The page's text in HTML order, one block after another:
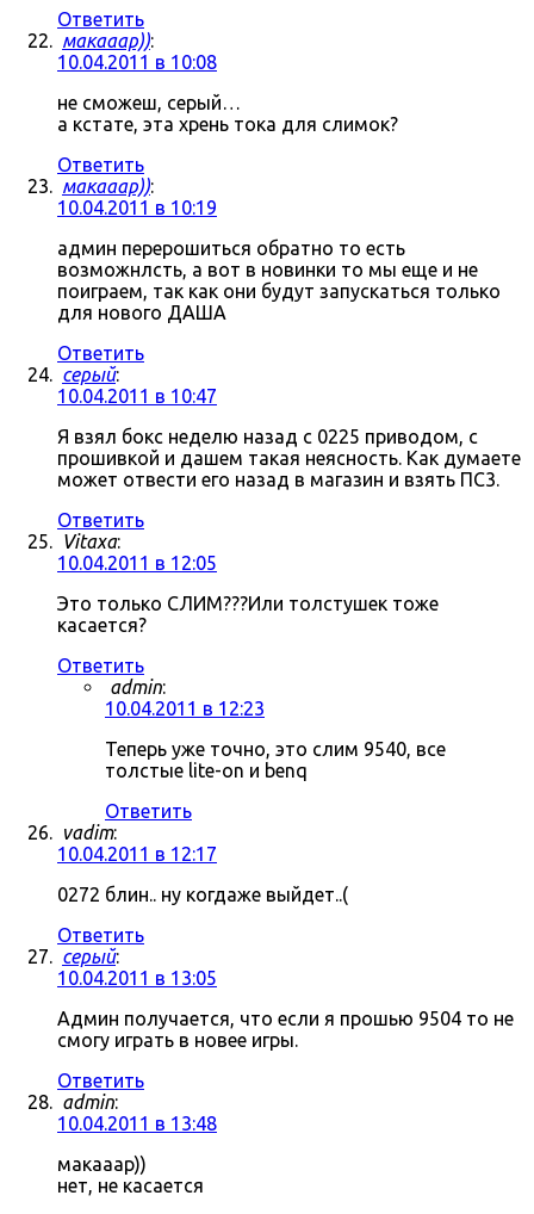
Ответить
макааар)):
10.04.2011 в 10:08
не сможеш, серый…
а кстате, эта хрень тока для слимок?
Ответить
макааар)):
10.04.2011 в 10:19
админ перерошиться обратно то есть
возможнлсть, а вот в новинки то мы еще и не
поиграем, так как они будут запускаться только
для нового ДАША
Ответить
серый:
10.04.2011 в 10:47
Я взял бокс неделю назад с 0225 приводом, с
прошивкой и дашем такая неясность. Как думаете
может отвести его назад в магазин и взять ПС3.
Ответить
Vitaxa:
10.04.2011 в 12:05
Это только СЛИМ???Или толстушек тоже
касается?
Ответить
admin:
10.04.2011 в 12:23
Теперь уже точно, это слим 9540, все
толстые lite-on и benq
Ответить
vadim:
10.04.2011 в 12:17
0272 блин.. ну когдаже выйдет..(
Ответить
серый:
10.04.2011 в 13:05
Админ получается, что если я прошью 9504 то не
смогу играть в новее игры.
Ответить
admin:
10.04.2011 в 13:48
макааар))
нет, не касается